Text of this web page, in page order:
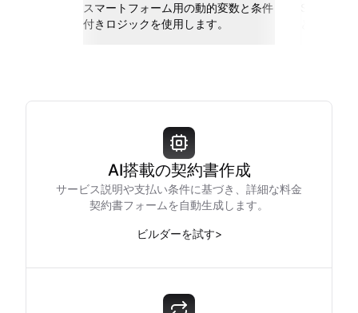
スマートフォーム用の動的変数と条件
付きロジックを使用します。
AI搭載の契約書作成
サービス説明や支払い条件に基づき、詳細な料金
契約書フォームを自動生成します。
ビルダーを試す>